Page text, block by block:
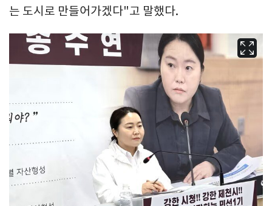
는 도시로 만들어가겠다"고 말했다.